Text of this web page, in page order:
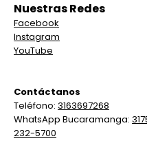
Nuestras Redes
Facebook
Instagram
YouTube
Contáctanos
Teléfono: 3163697268
WhatsApp Bucaramanga:
232-5700